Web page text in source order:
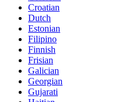
Croatian
Dutch
Estonian
Filipino
Finnish
Frisian
Galician
Georgian
Gujarati